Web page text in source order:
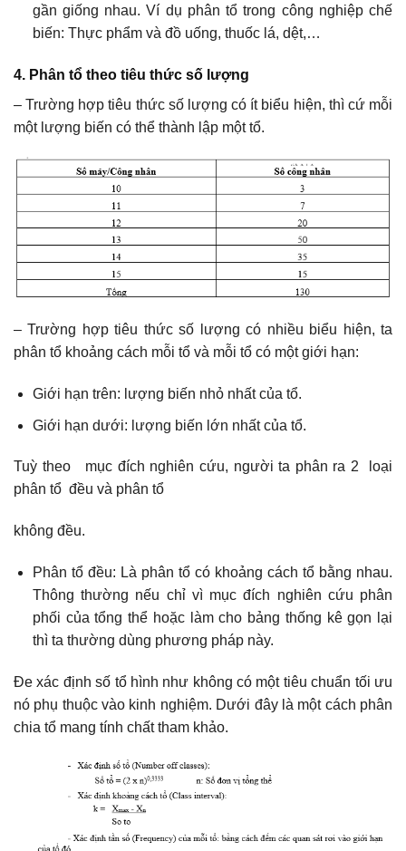
gần giống nhau. Ví dụ phân tổ trong công nghiệp chế
biến: Thực phẩm và đồ uống, thuốc lá, dệt,…
4. Phân tổ theo tiêu thức số lượng
– Trường hợp tiêu thức số lượng có ít biểu hiện, thì cứ mỗi
một lượng biến có thể thành lập một tổ.
– Trường hợp tiêu thức số lượng có nhiều biểu hiện, ta
phân tổ khoảng cách mỗi tổ và mỗi tổ có một giới hạn:
Giới hạn trên: lượng biến nhỏ nhất của tổ.
Giới hạn dưới: lượng biến lớn nhất của tổ.
Tuỳ theo mục đích nghiên cứu, người ta phân ra 2 loại
phân tổ đều và phân tổ
không đều.
Phân tổ đều: Là phân tổ có khoảng cách tổ bằng nhau.
Thông thường nếu chỉ vì mục đích nghiên cứu phân
phối của tổng thể hoặc làm cho bảng thống kê gọn lại
thì ta thường dùng phương pháp này.
Đe xác định số tổ hình như không có một tiêu chuẩn tối ưu
nó phụ thuộc vào kinh nghiệm. Dưới đây là một cách phân
chia tổ mang tính chất tham khảo.